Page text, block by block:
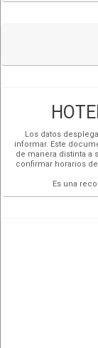
Los datos
informar. Este
de manera distinta a
confirmar horarios
Es una